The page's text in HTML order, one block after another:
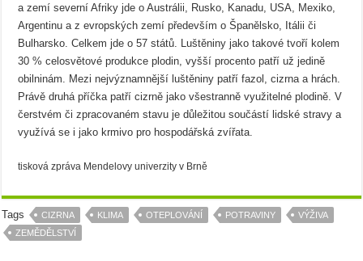
a zemí severní Afriky jde o Austrálii, Rusko, Kanadu, USA, Mexiko,
Argentinu a z evropských zemí především o Španělsko, Itálii či
Bulharsko. Celkem jde o 57 států. Luštěniny jako takové tvoří kolem
30 % celosvětové produkce plodin, vyšší procento patří už jedině
obilninám. Mezi nejvýznamnější luštěniny patří fazol, cizrna a hrách.
Právě druhá příčka patří cizrně jako všestranně využitelné plodině. V
čerstvém či zpracovaném stavu je důležitou součástí lidské stravy a
využívá se i jako krmivo pro hospodářská zvířata.
tisková zpráva Mendelovy univerzity v Brně
Tags CIZRNA KLIMA OTEPLOVÁNÍ POTRAVINY
VÝŽIVA
ZEMĚDĚLSTVÍ